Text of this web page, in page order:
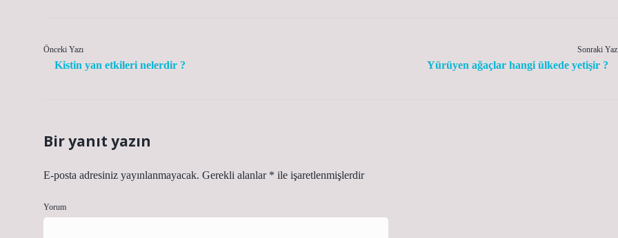
Önceki Yazı
Kistin yan etkileri nelerdir ?
Sonraki
Yürüyen ağaçlar hangi ülkede yetişir ?
Bir yanıt yazın
E-posta adresiniz yayınlanmayacak. Gerekli alanlar * ile işaretlenmişlerdir
Yorum